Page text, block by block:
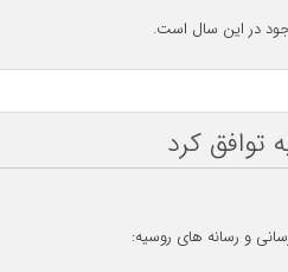
در این سال است.
توافق کرد
و رسانه های روسیه: